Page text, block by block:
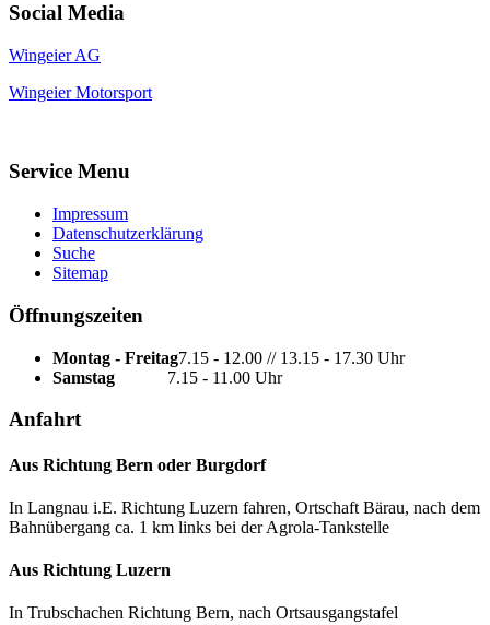
Social Media
Wingeier AG
Wingeier Motorsport
Service Menu
Impressum
Datenschutzerklärung
Suche
Sitemap
Öffnungszeiten
Montag - Freitag7.15 - 12.00 // 13.15 - 17.30 Uhr
Samstag
7.15 - 11.00 Uhr
Anfahrt
Aus Richtung Bern oder Burgdorf
In Langnau i.E. Richtung Luzern fahren, Ortschaft Bärau, nach dem
Bahnübergang ca. 1 km links bei der Agrola-Tankstelle
Aus Richtung Luzern
In Trubschachen Richtung Bern, nach Ortsausgangstafel